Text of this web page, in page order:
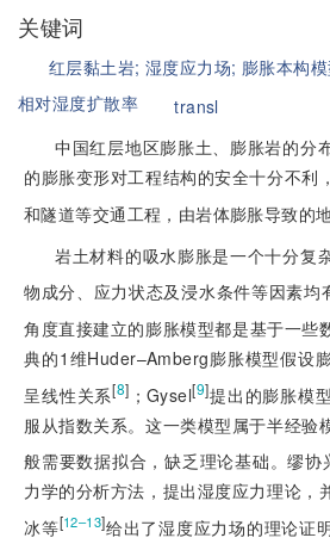
关键词
红层黏土岩; 湿度应力场; 膨胀本构
相对湿度扩散率
transl
中国红层地区膨胀土、膨胀岩的分
的膨胀变形对工程结构的安全十分不利
和隧道等交通工程，由岩体膨胀导致的
岩土材料的吸水膨胀是一个十分复
物成分、应力状态及浸水条件等因素均
角度直接建立的膨胀模型都是基于一些
典的1维Huder–Amberg膨胀模型假设
呈线性关系[8] ；Gysel[9]提出的膨胀模
服从指数关系。这一类模型属于半经验
般需要数据拟合，缺乏理论基础。缪协
力学的分析方法，提出湿度应力理论，
冰等[12–13]给出了湿度应力场的理论证